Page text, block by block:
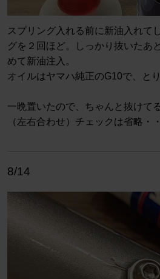
スプリング入れる前に新油入れて
グを２回ほど。しっかり抜いたあ
めて新油注入。
オイルはヤマハ純正のG10で、と
一晩置いたので、ちゃんと抜けて
（左右合わせ）チェックは省略・
8/14